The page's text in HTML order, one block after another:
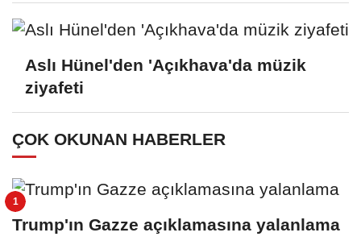
Aslı Hünel'den 'Açıkhava'da müzik
ziyafeti
ÇOK OKUNAN HABERLER
Trump'ın Gazze açıklamasına yalanlama